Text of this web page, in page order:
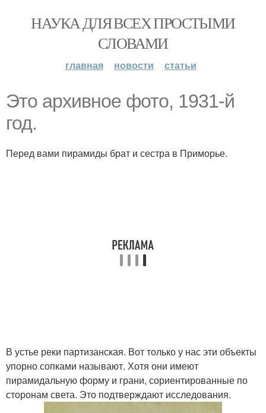
НАУКА ДЛЯ ВСЕХ ПРОСТЫМИ
СЛОВАМИ
главная новости статьи
Это архивное фото, 1931-й
год.
Перед вами пирамиды брат и сестра в Приморье.
В устье реки партизанская. Вот только у нас эти объекты
упорно сопками называют. Хотя они имеют
пирамидальную форму и грани, сориентированные по
сторонам света. Это подтверждают исследования.